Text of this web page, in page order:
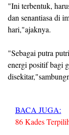
"Ini terbentuk,
dan senantiasa di
hari,"ajaknya.
"Sebagai putra
energi positif bagi
BACA JUGA:
86 Kades